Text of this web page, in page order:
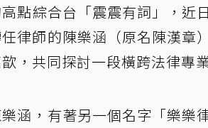
點綜合台「震震有詞」，近
律師的陳樂涵（原名陳漢章
，共同探討一段橫跨法律專
涵，有著另一個名字「樂樂